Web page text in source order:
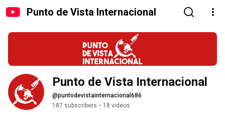
Punto de Vista Internacional
Punto de Vista Internacional
@puntodevistainternacional686
187 subscribers • 18 videos